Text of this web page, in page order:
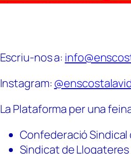
Escriu-nos a:
Instagram:
La Plataforma per una
Confederació Sindical
Sindicat de